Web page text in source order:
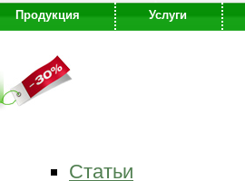
Продукция Услуги
Статьи